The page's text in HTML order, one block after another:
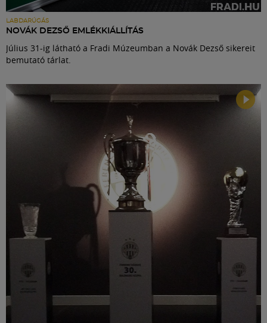
LABDARÚGÁS
NOVÁK DEZSŐ EMLÉKKIÁLLÍTÁS
Július 31-ig látható a Fradi Múzeumban a Novák Dezső sikereit
bemutató tárlat.
Shop
Közösség
Múzeum